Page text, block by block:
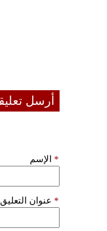
أرسل
الإسم *
عنوان التعليق *